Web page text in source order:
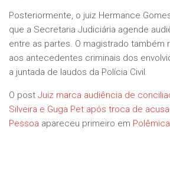
Posteriormente, o juiz Hermance
que a Secretaria Judiciária agende
entre as partes. O magistrado também
aos antecedentes criminais dos
a juntada de laudos da Polícia Civil.
O post Juiz marca audiência de
Silveira e Guga Pet após troca de
Pessoa apareceu primeiro em